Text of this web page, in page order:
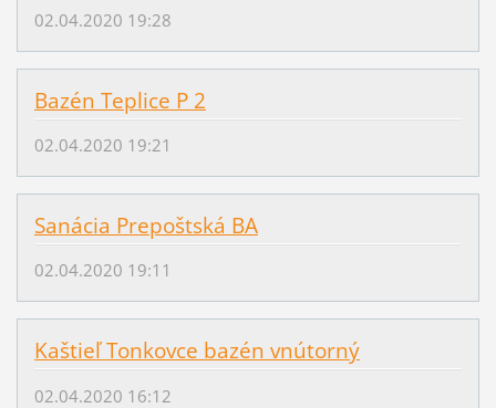
02.04.2020 19:28
Bazén Teplice P 2
02.04.2020 19:21
Sanácia Prepoštská BA
02.04.2020 19:11
Kaštieľ Tonkovce bazén vnútorný
02.04.2020 16:12